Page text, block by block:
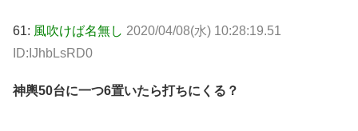
61: 風吹けば名無し 2020/04/08(水) 10:28:19.51
ID:IJhbLsRD0
神輿50台に一つ6置いたら打ちにくる？